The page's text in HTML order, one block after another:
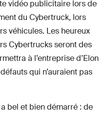
vidéo publicitaire lors de
du Cybertruck, lors
véhicules. Les heureux
Cybertrucks seront des
à l’entreprise d’Elon
qui n’auraient pas
bel et bien démarré : de